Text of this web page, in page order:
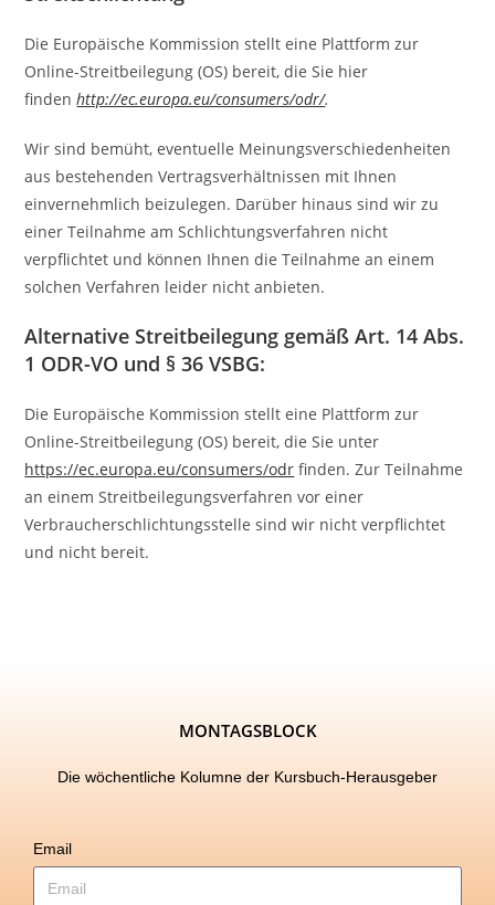
Die Europäische Kommission stellt eine Plattform zur
Online-Streitbeilegung (OS) bereit, die Sie hier
findenhttp://ec.europa.eu/consumers/odr/.
Wir sind bemüht, eventuelle Meinungsverschiedenheiten
aus bestehenden Vertragsverhältnissen mit Ihnen
einvernehmlich beizulegen. Darüber hinaus sind wir zu
einer Teilnahme am Schlichtungsverfahren nicht
verpflichtet und können Ihnen die Teilnahme an einem
solchen Verfahren leider nicht anbieten.
Alternative Streitbeilegung gemäß Art. 14 Abs.
1 ODR-VO und § 36 VSBG:
Die Europäische Kommission stellt eine Plattform zur
Online-Streitbeilegung (OS) bereit, die Sie unter
https://ec.europa.eu/consumers/odr finden. Zur Teilnahme
an einem Streitbeilegungsverfahren vor einer
Verbraucherschlichtungsstelle sind wir nicht verpflichtet
und nicht bereit.
MONTAGSBLOCK
Die wöchentliche Kolumne der Kursbuch-Herausgeber
Email